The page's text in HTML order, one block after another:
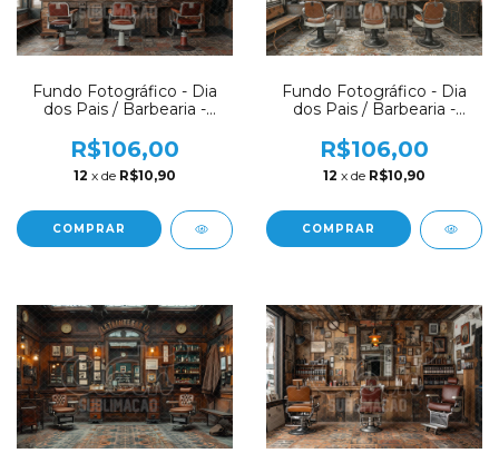
Fundo Fotográfico - Dia
dos Pais / Barbearia -
R$106,00
12 x de R$10,90
COMPRAR
Fundo Fotográfico - Dia
dos Pais / Barbearia -
R$106,00
12 x de R$10,90
COMPRAR